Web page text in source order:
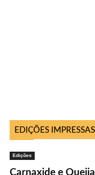
EDIÇÕES IMPRESSAS
Edições
Carnaxide e